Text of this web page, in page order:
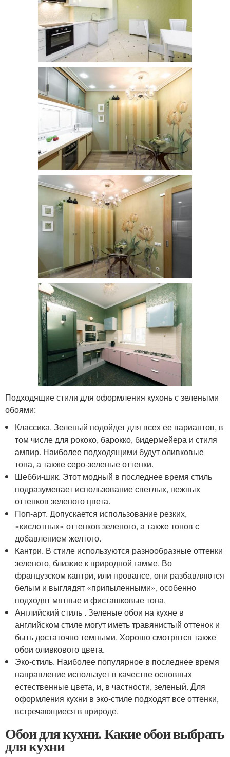
Подходящие стили для оформления кухонь с зелеными
обоями:
Классика. Зеленый подойдет для всех ее вариантов, в
том числе для рококо, барокко, бидермейера и стиля
ампир. Наиболее подходящими будут оливковые
тона, а также серо-зеленые оттенки.
Шебби-шик. Этот модный в последнее время стиль
подразумевает использование светлых, нежных
оттенков зеленого цвета.
Поп-арт. Допускается использование резких,
«кислотных» оттенков зеленого, а также тонов с
добавлением желтого.
Кантри. В стиле используются разнообразные оттенки
зеленого, близкие к природной гамме. Во
французском кантри, или провансе, они разбавляются
белым и выглядят «припыленными», особенно
подходят мятные и фисташковые тона.
Английский стиль . Зеленые обои на кухне в
английском стиле могут иметь травянистый оттенок и
быть достаточно темными. Хорошо смотрятся также
обои оливкового цвета.
Эко-стиль. Наиболее популярное в последнее время
направление использует в качестве основных
естественные цвета, и, в частности, зеленый. Для
оформления кухни в эко-стиле подходят все оттенки,
встречающиеся в природе.
Обои для кухни. Какие обои выбрать
для кухни